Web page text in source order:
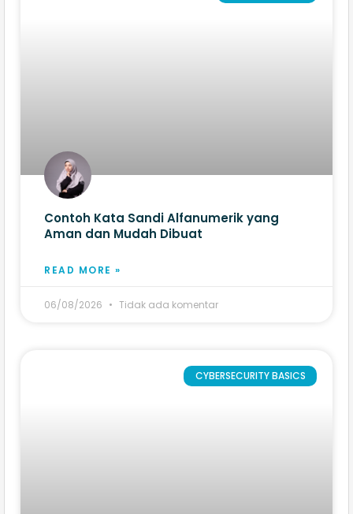
Contoh Kata Sandi Alfanumerik yang
Aman dan Mudah Dibuat
READ MORE »
06/08/2026 Tidak ada komentar
CYBERSECURITY BASICS